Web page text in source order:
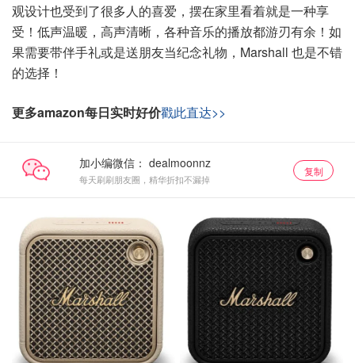
观设计也受到了很多人的喜爱，摆在家里看着就是一种享
受！低声温暖，高声清晰，各种音乐的播放都游刃有余！如
果需要带伴手礼或是送朋友当纪念礼物，Marshall 也是不错
的选择！
更多amazon每日实时好价戳此直达>>
加小编微信：
每天刷刷朋友圈，精华折扣不漏掉
复制